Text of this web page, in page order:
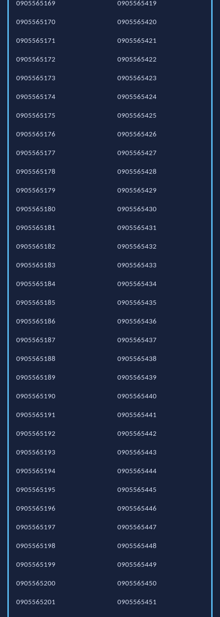
0905565169
0905565170
0905565171
0905565172
0905565173
0905565174
0905565175
0905565176
0905565177
0905565178
0905565179
0905565180
0905565181
0905565182
0905565183
0905565184
0905565185
0905565186
0905565187
0905565188
0905565189
0905565190
0905565191
0905565192
0905565193
0905565194
0905565195
0905565196
0905565197
0905565198
0905565199
0905565200
0905565201
0905565419
0905565420
0905565421
0905565422
0905565423
0905565424
0905565425
0905565426
0905565427
0905565428
0905565429
0905565430
0905565431
0905565432
0905565433
0905565434
0905565435
0905565436
0905565437
0905565438
0905565439
0905565440
0905565441
0905565442
0905565443
0905565444
0905565445
0905565446
0905565447
0905565448
0905565449
0905565450
0905565451